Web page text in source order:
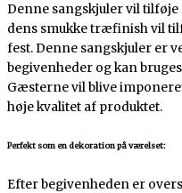
Denne sangskjuler vil
dens smukke træfinish vil
fest. Denne sangskjuler er
begivenheder og kan
Gæsterne vil blive
høje kvalitet af produktet.
Perfekt som en dekoration på værelset:
Efter begivenheden er